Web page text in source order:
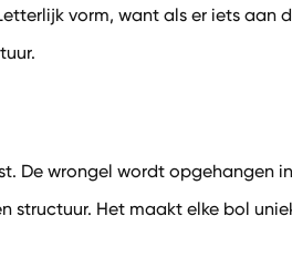
vorm, want als er iets
De wrongel wordt opgehangen
structuur. Het maakt elke bol